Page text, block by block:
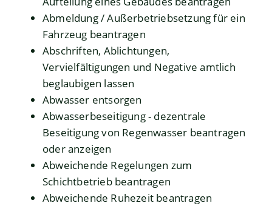
Abmeldung / Außerbetriebsetzung für ein
Fahrzeug beantragen
Abschriften, Ablichtungen,
Vervielfältigungen und Negative amtlich
beglaubigen lassen
Abwasser entsorgen
Abwasserbeseitigung - dezentrale
Beseitigung von Regenwasser beantragen
oder anzeigen
Abweichende Regelungen zum
Schichtbetrieb beantragen
Abweichende Ruhezeit beantragen